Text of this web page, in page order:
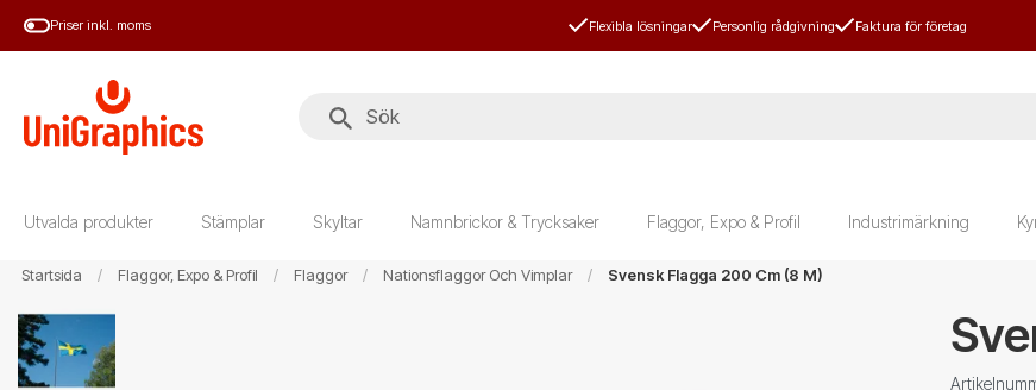
HoppaPriser inkl. moms Flexibla lösningar Personlig rådgivning Faktura för företag
Utvalda produkter Stämplar Skyltar Namnbrickor & Trycksaker Flaggor, Expo & Profil Industrimärkning
Startsida Flaggor, Expo & Profil Flaggor Nationsflaggor Och Vimplar Svensk Flagga 200 Cm (8 M)